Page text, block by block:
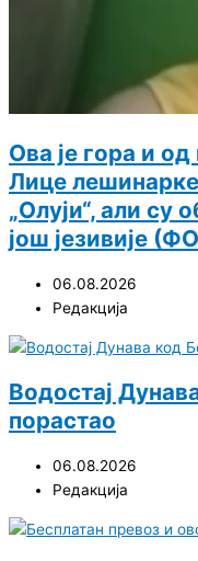
Ова је гора и
Лице
„Олуји“, али су
још језивије
06.08.2026
Редакција
Водостај
порастао
06.08.2026
Редакција